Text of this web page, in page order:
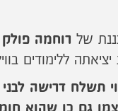
של רוחמה פולק
ללימודים
תשלח דרישה